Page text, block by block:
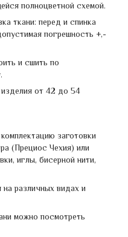
полноцветной схемой.
ткани: перед и спинка
погрешность +,-
и сшить по
изделия от 42 до 54
заготовки
(Прециос Чехия) или
иглы, бисерной нити,
различных видах и
можно посмотреть